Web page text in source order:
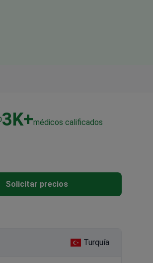
3K+médicos calificados
Solicitar precios
Turquía